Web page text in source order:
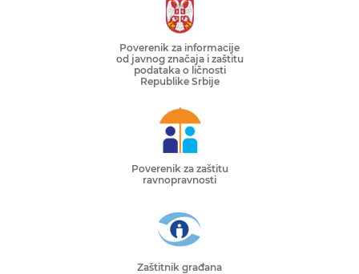
Poverenik za informacije
od javnog značaja i zaštitu
podataka o ličnosti
Republike Srbije
Poverenik za zaštitu
ravnopravnosti
Zaštitnik građana